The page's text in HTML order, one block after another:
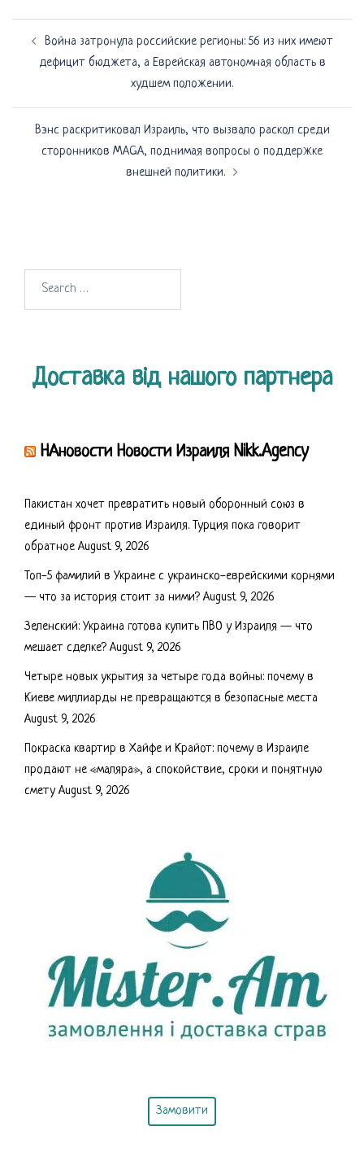
записям
Война затронула российские регионы: 56 из них имеют
дефицит бюджета, а Еврейская автономная область в
худшем положении.
Вэнс раскритиковал Израиль, что вызвало раскол среди
сторонников MAGA, поднимая вопросы о поддержке
внешней политики.
Доставка від нашого партнера
НАновости Новости Израиля Nikk.Agency
Пакистан хочет превратить новый оборонный союз в
единый фронт против Израиля. Турция пока говорит
обратное August 9, 2026
Топ-5 фамилий в Украине с украинско-еврейскими корнями
— что за история стоит за ними? August 9, 2026
Зеленский: Украина готова купить ПВО у Израиля — что
мешает сделке? August 9, 2026
Четыре новых укрытия за четыре года войны: почему в
Киеве миллиарды не превращаются в безопасные места
August 9, 2026
Покраска квартир в Хайфе и Крайот: почему в Израиле
продают не «маляра», а спокойствие, сроки и понятную
смету August 9, 2026
Замовити